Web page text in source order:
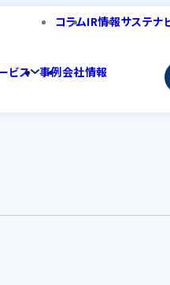
コラムIR情報サステナ
ビス 事例会社情報